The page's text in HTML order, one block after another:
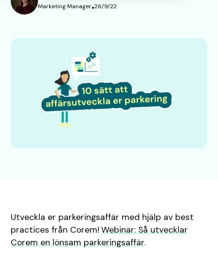
Marketing Manager•26/9/22
Utveckla er parkeringsaffär med hjälp av best
practices från Corem! Webinar: Så utvecklar
Corem en lönsam parkeringsaffär.